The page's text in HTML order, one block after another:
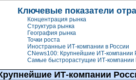
Ключевые показатели
Концентрация рынка
Структура рынка
География рынка
Точки роста
Иностранные ИТ-компании в России
CNews100: Крупнейшие ИТ-компании
Самые быстрорастущие ИТ-компании
ИТ-компании